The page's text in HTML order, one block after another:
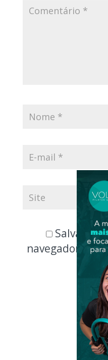
Salvar
navegador
eu